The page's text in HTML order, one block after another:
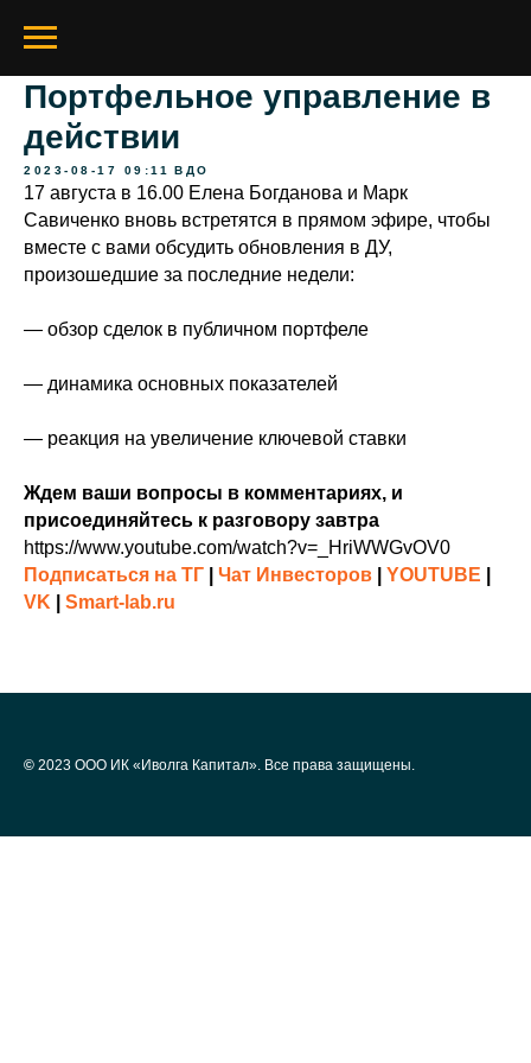
Портфельное управление в
действии
2023-08-17 09:11 ВДО
17 августа в 16.00 Елена Богданова и Марк
Савиченко вновь встретятся в прямом эфире, чтобы
вместе с вами обсудить обновления в ДУ,
произошедшие за последние недели:
— обзор сделок в публичном портфеле
— динамика основных показателей
— реакция на увеличение ключевой ставки
Ждем ваши вопросы в комментариях, и
присоединяйтесь к разговору завтра
https://www.youtube.com/watch?v=_HriWWGvOV0
Подписаться на ТГ
Чат Инвесторов YOUTUBE
VK
Smart-lab.ru
© 2023 ООО ИК «Иволга Капитал». Все права защищены.